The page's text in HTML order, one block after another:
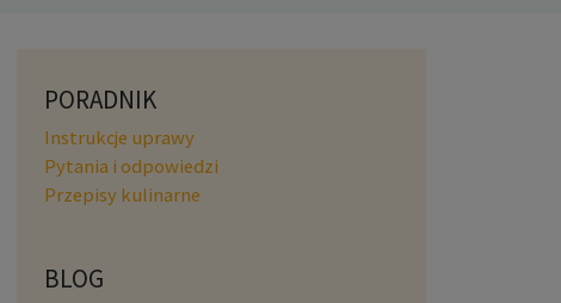
PORADNIK
Instrukcje uprawy
Pytania i odpowiedzi
Przepisy kulinarne
BLOG